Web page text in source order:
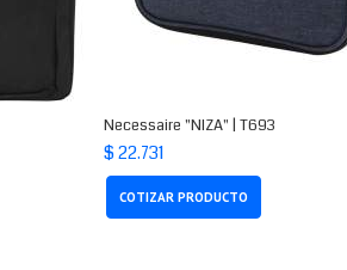
Necessaire "NIZA" | T693
$ 22.731
COTIZAR PRODUCTO